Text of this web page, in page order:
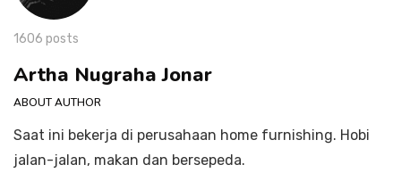
1606 posts
Artha Nugraha Jonar
ABOUT AUTHOR
Saat ini bekerja di perusahaan home furnishing. Hobi
jalan-jalan, makan dan bersepeda.